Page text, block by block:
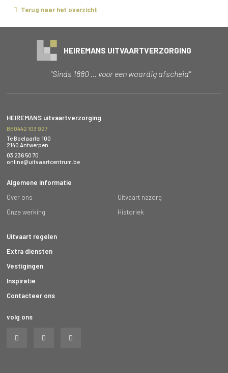
Terug naar het overzicht
HEIREMANS UITVAARTVERZORGING
"Sinds 1880 … voor een waardig afscheid"
HEIREMANS uitvaartverzorging
BE0442 103 927
Te Boelaarlei 100
2140 Antwerpen
03 236 50 70
online@uitvaartcentrum.be
Algemene informatie
Over ons
Uitvaart nazorg
Onze werking
Historiek
Uitvaart regelen
Extra diensten
Vestigingen
Inspiratie
Contacteer ons
volg ons